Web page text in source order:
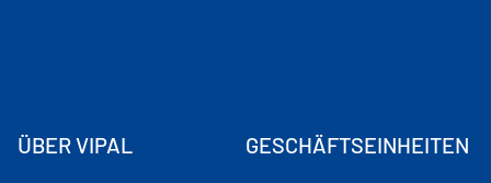
ÜBER VIPAL GESCHÄFTSEINHEITEN